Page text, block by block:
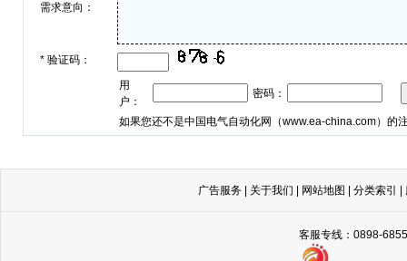
需求意向：
* 验证码：
用
户：
密码：
如果您还不是中国电气自动化网（www.ea-china.com）的
广告服务 关于我们 网站地图 分类索引
客服专线：0898-